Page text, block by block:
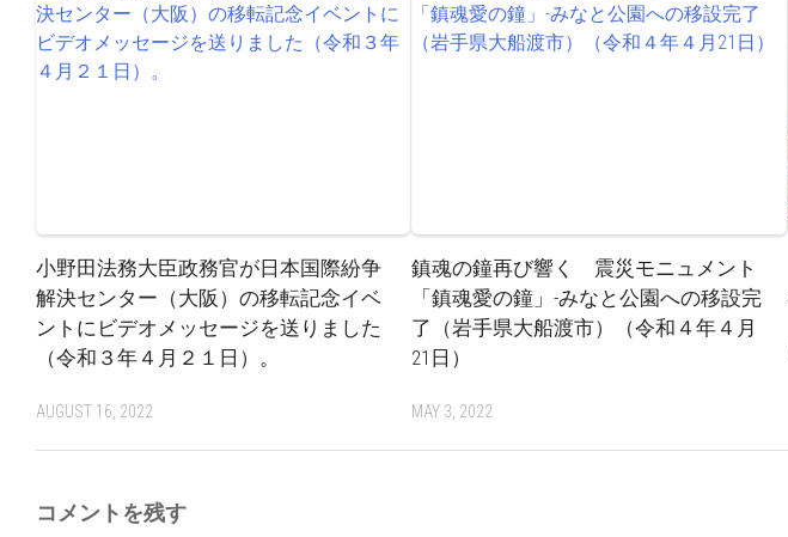
小野田法務大臣政務官が日本国際紛争
解決センター（大阪）の移転記念イベ
ントにビデオメッセージを送りました
（令和３年４月２１日）。
AUGUST 16, 2022
鎮魂の鐘再び響く 震災モニュメント
「鎮魂愛の鐘」-みなと公園への移設完
了（岩手県大船渡市）（令和４年４月
21日）
MAY 3, 2022
コメントを残す